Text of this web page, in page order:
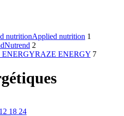
nutritionApplied nutrition 1
Nutrend 2
RAZE ENERGY 7
12 18 24